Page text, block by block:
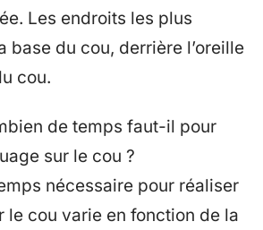
Les endroits les plus
base du cou, derrière l’oreille
cou.
de temps faut-il pour
sur le cou ?
nécessaire pour réaliser
le cou varie en fonction de la